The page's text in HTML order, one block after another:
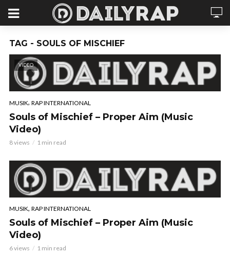
TAG - SOULS OF MISCHIEF
VIDEO
MUSIK, RAP INTERNATIONAL
Souls of Mischief – Proper Aim (Music
Video)
8 views 1 min read
MUSIK, RAP INTERNATIONAL
Souls of Mischief – Proper Aim (Music
Video)
6 views 1 min read